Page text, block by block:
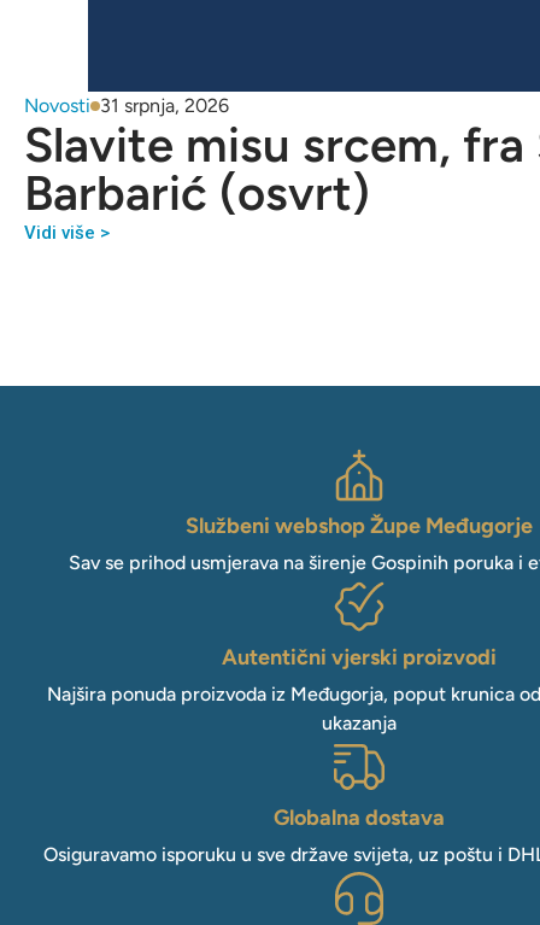
Novosti 31 srpnja, 2026
Slavite misu srcem, fra
Barbarić (osvrt)
Vidi više >
Službeni webshop Župe Međugorje
Sav se prihod usmjerava na širenje Gospinih poruka i
Autentični vjerski proizvodi
Najšira ponuda proizvoda iz Međugorja, poput krunica
ukazanja
Globalna dostava
Osiguravamo isporuku u sve države svijeta, uz poštu i